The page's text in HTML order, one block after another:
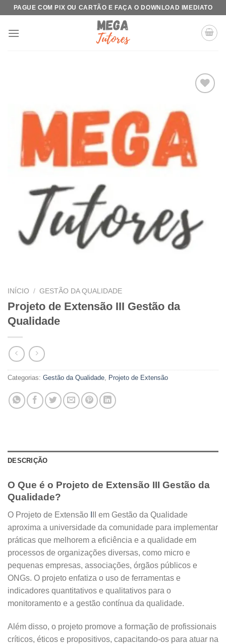
Skip
content
PAGUE COM PIX OU CARTÃO E FAÇA O DOWNLOAD IMEDIATO
wishlist
INÍCIO / GESTÃO DA QUALIDADE
Projeto de Extensão III Gestão da
Qualidade
Categorias: Gestão da Qualidade, Projeto de Extensão
DESCRIÇÃO
O Que é o Projeto de Extensão III Gestão da
Qualidade?
O Projeto de Extensão
II em Gestão da Qualidade
aproxima a universidade da comunidade para implementar
práticas que melhorem a eficiência e a qualidade em
processos de organizações diversas, como micro e
pequenas empresas, associações, órgãos públicos e
ONGs. O projeto enfatiza o uso de ferramentas e
indicadores quantitativos e qualitativos para o
monitoramento e a gestão contínua da qualidade.
Além disso, o projeto promove a formação de profissionais
críticos, éticos e propositivos, capacitando-os para atuar na